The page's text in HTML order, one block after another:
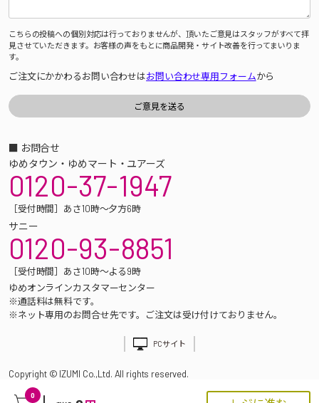
0
こちらの投稿への個別対応は行っておりませんが、頂いたご意見はスタッフがすべて拝
見させていただきます。お客様の声をもとに商品開発・サイト改善を行ってまいりま
す。
ご注文にかかわるお問い合わせはお問い合わせ専用フォームから
■ お問合せ
ゆめタウン・ゆめマート・ユアーズ
0120-37-1947
［受付時間］あさ10時～夕方6時
サニー
0120-93-8851
［受付時間］あさ10時～よる9時
ゆめオンラインカスタマーセンター
※通話料は無料です。
※ネット専用のお問合せ先です。ご注文は受け付けておりません。
PCサイト
Copyright © IZUMI Co.,Ltd. All rights reserved.